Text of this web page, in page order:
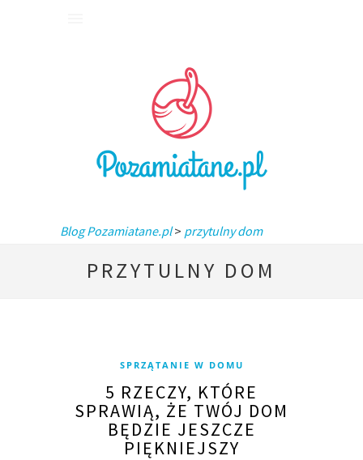
Blog Pozamiatane.pl> przytulny dom
PRZYTULNY DOM
SPRZĄTANIE W DOMU
5 RZECZY, KTÓRE
SPRAWIĄ, ŻE TWÓJ DOM
BĘDZIE JESZCZE
PIĘKNIEJSZY